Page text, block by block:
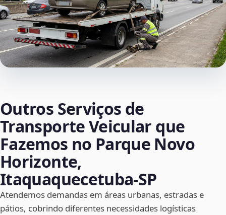
Outros Serviços de
Transporte Veicular que
Fazemos no Parque Novo
Horizonte,
Itaquaquecetuba‑SP
Atendemos demandas em áreas urbanas, estradas e
pátios, cobrindo diferentes necessidades logísticas